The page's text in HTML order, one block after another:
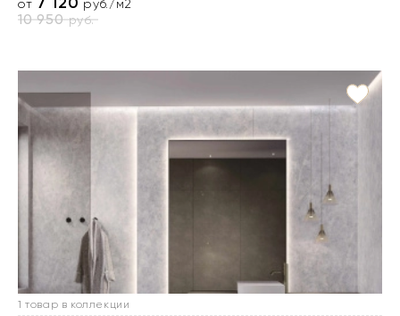
от руб./м2
10 950руб.
1 товар в коллекции